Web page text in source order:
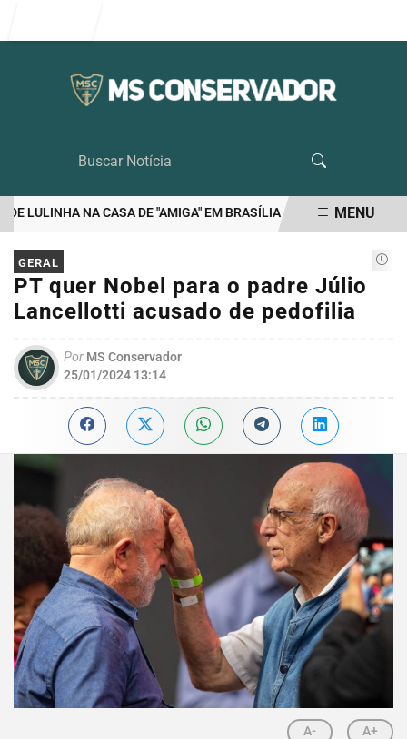
LULINHA NA CASA DE "AMIGA" EM BRASÍLIA RIEDEL É O UNICO
EM ALTA
MENU
GERAL
PT quer Nobel para o padre Júlio
Lancellotti acusado de pedofilia
Por MS Conservador
25/01/2024 13:14
A- A+